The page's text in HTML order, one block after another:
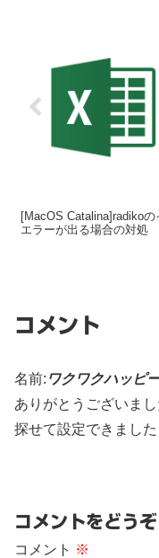
[MacOS Catalina]radiko
エラーが出る場合の対処
コメント
名前: ワクワクハッピ
ありがとうございまし
探せて設定できました
コメントをどうぞ
コメント ※